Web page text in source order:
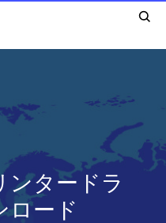
タードラ
ロード